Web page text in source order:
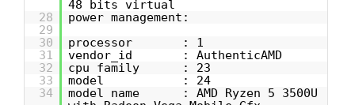
48 bits virtual
28
power management:
29
30
processor : 1
31
vendor_id : AuthenticAMD
32
cpu family : 23
33
model : 24
34
model name : AMD Ryzen 5 3500U